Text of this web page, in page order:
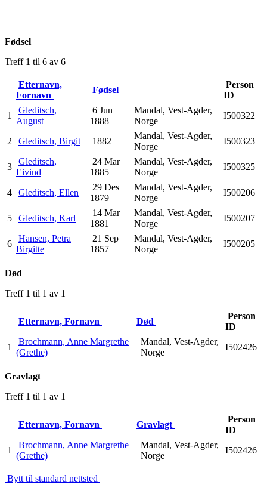
Fødsel
Treff 1 til 6 av 6
Etternavn,
Fornavn
Fødsel
Person
ID
1
Gleditsch,
August
6 Jun
1888
Mandal, Vest-Agder,
Norge
I500322
2 Gleditsch, Birgit 1882
Mandal, Vest-Agder,
Norge
I500323
3
Gleditsch,
Eivind
24 Mar
1885
Mandal, Vest-Agder,
Norge
I500325
4 Gleditsch, Ellen
29 Des
1879
Mandal, Vest-Agder,
Norge
I500206
5 Gleditsch, Karl
14 Mar
1881
Mandal, Vest-Agder,
Norge
I500207
6
Hansen, Petra
Birgitte
21 Sep
1857
Mandal, Vest-Agder,
Norge
I500205
Død
Treff 1 til 1 av 1
Etternavn, Fornavn Død
Person
ID
1
Brochmann, Anne Margrethe
(Grethe)
Mandal, Vest-Agder,
Norge
I502426
Gravlagt
Treff 1 til 1 av 1
Etternavn, Fornavn Gravlagt
Person
ID
1
Brochmann, Anne Margrethe
(Grethe)
Mandal, Vest-Agder,
Norge
I502426
Bytt til standard nettsted